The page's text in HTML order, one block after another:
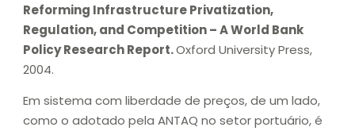
Reforming Infrastructure Privatization,
Regulation, and Competition – A World Bank
Policy Research Report.Oxford University Press,
2004.
Em sistema com liberdade de preços, de um lado,
como o adotado pela ANTAQ no setor portuário, é